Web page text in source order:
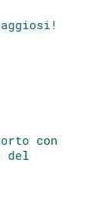
con
del